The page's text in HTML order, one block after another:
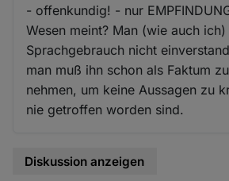
- offenkundig! - nur
Wesen meint? Man (wie auch
Sprachgebrauch nicht
man muß ihn schon als Faktum
nehmen, um keine Aussagen zu
nie getroffen worden sind.
Diskussion anzeigen